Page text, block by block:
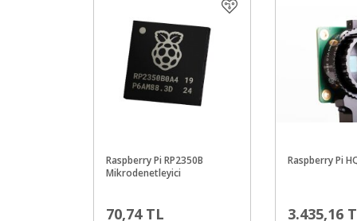
Raspberry Pi RP2350B
Mikrodenetleyici
70,74TL
Raspberry Pi
3.435,16